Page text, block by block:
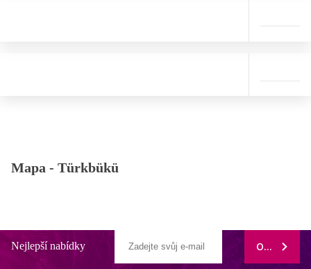
Mapa - Türkbükü
Nejlepší nabídky ODEBÍRAT